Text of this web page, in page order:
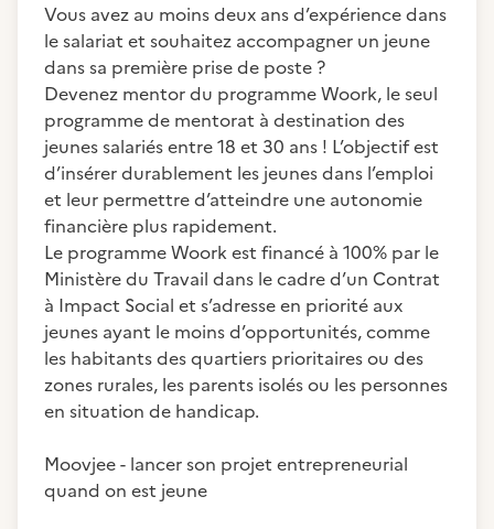
Vous avez au moins deux ans d’expérience dans
le salariat et souhaitez accompagner un jeune
dans sa première prise de poste ?
Devenez mentor du programme Woork, le seul
programme de mentorat à destination des
jeunes salariés entre 18 et 30 ans ! L’objectif est
d’insérer durablement les jeunes dans l’emploi
et leur permettre d’atteindre une autonomie
financière plus rapidement.
Le programme Woork est financé à 100% par le
Ministère du Travail dans le cadre d’un Contrat
à Impact Social et s’adresse en priorité aux
jeunes ayant le moins d’opportunités, comme
les habitants des quartiers prioritaires ou des
zones rurales, les parents isolés ou les personnes
en situation de handicap.
Moovjee - lancer son projet entrepreneurial
quand on est jeune